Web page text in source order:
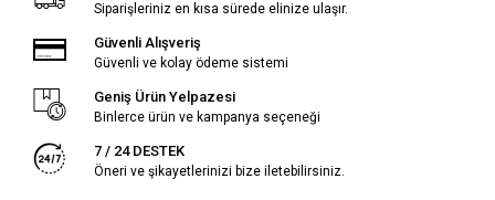
Siparişleriniz en kısa sürede elinize ulaşır.
Güvenli Alışveriş
Güvenli ve kolay ödeme sistemi
Geniş Ürün Yelpazesi
Binlerce ürün ve kampanya seçeneği
7 / 24 DESTEK
Öneri ve şikayetlerinizi bize iletebilirsiniz.